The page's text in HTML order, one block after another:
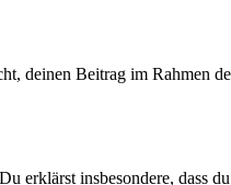
deinen Beitrag im Rahmen
erklärst insbesondere, dass